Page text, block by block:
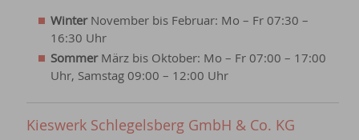
WinterNovember bis Februar: Mo – Fr 07:30 –
16:30 Uhr
SommerMärz bis Oktober: Mo – Fr 07:00 – 17:00
Uhr, Samstag 09:00 – 12:00 Uhr
Kieswerk Schlegelsberg GmbH & Co. KG